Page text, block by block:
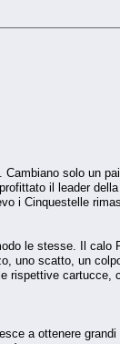
solo un
il leader
i Cinquestelle
le stesse. Il calo
uno scatto, un
rispettive
a ottenere